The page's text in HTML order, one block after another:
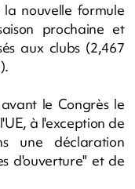
nouvelle formule
prochaine et
aux clubs (2,467
le Congrès le
à l'exception de
une déclaration
d'ouverture" et de